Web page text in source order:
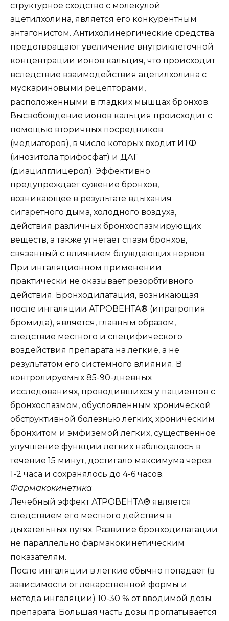
структурное сходство с молекулой
ацетилхолина, является его конкурентным
антагонистом. Антихолинергические средства
предотвращают увеличение внутриклеточной
концентрации ионов кальция, что происходит
вследствие взаимодействия ацетилхолина с
мускариновыми рецепторами,
расположенными в гладких мышцах бронхов.
Высвобождение ионов кальция происходит с
помощью вторичных посредников
(медиаторов), в число которых входит ИТФ
(инозитола трифосфат) и ДАГ
(диацилглицерол). Эффективно
предупреждает сужение бронхов,
возникающее в результате вдыхания
сигаретного дыма, холодного воздуха,
действия различных бронхоспазмирующих
веществ, а также угнетает спазм бронхов,
связанный с влиянием блуждающих нервов.
При ингаляционном применении
практически не оказывает резорбтивного
действия. Бронходилатация, возникающая
после ингаляции АТРОВЕНТА® (ипратропия
бромида), является, главным образом,
следствие местного и специфического
воздействия препарата на легкие, а не
результатом его системного влияния. В
контролируемых 85-90-дневных
исследованиях, проводившихся у пациентов с
бронхоспазмом, обусловленным хронической
обструктивной болезнью легких, хроническим
бронхитом и эмфиземой легких, существенное
улучшение функции легких наблюдалось в
течение 15 минут, достигало максимума через
1-2 часа и сохранялось до 4-6 часов.
Фармакокинетика
Лечебный эффект АТРОВЕНТА® является
следствием его местного действия в
дыхательных путях. Развитие бронходилатации
не параллельно фармакокинетическим
показателям.
После ингаляции в легкие обычно попадает (в
зависимости от лекарственной формы и
метода ингаляции) 10-30 % от вводимой дозы
препарата. Большая часть дозы проглатывается